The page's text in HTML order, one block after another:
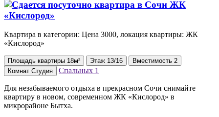
Квартира в категории: Цена 3000, локация квартиры: ЖК
«Кислород»
Площадь квартиры 18м² Этаж 13/16 Вместимость 2
Комнат Студия Спальных 1
Для незабываемого отдыха в прекрасном Сочи снимайте
квартиру в новом, современном ЖК «Кислород» в
микрорайоне Бытха.